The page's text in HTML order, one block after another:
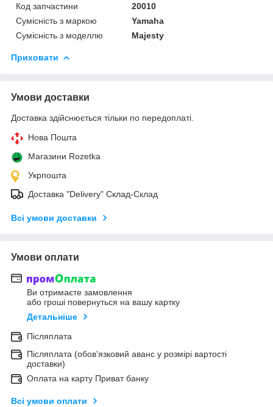
Код запчастини
20010
Сумісність з маркою
Yamaha
Сумісність з моделлю
Majesty
Приховати
Умови доставки
Доставка здійснюється тільки по передоплаті.
Нова Пошта
Магазини Rozetka
Укрпошта
Доставка "Delivery" Склад-Склад
Всі умови доставки
Умови оплати
Ви отримаєте замовлення
або гроші повернуться на вашу картку
Детальніше
Післяплата
Післяплата (обов'язковий аванс у розмірі вартості
доставки)
Оплата на карту Приват банку
Всі умови оплати